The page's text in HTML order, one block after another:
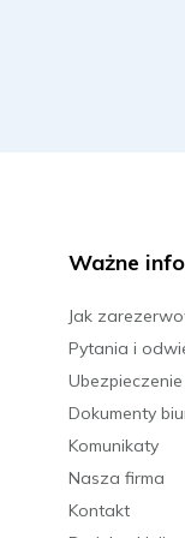
Ważne
Jak
Pytania i
Ubezpieczenie
Dokumenty
Komunikaty
Nasza firma
Kontakt